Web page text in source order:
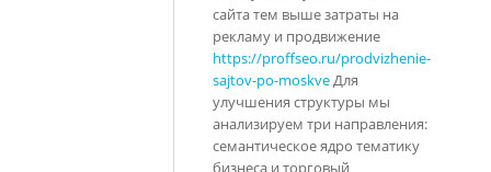
сайта тем выше затраты на
рекламу и продвижение
https://proffseo.ru/prodvizhenie-
sajtov-po-moskve Для
улучшения структуры мы
анализируем три направления:
семантическое ядро тематику
бизнеса и торговый